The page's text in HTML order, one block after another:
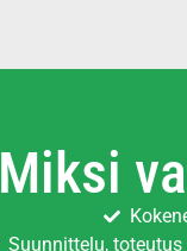
Miksi
Suunnittelu,